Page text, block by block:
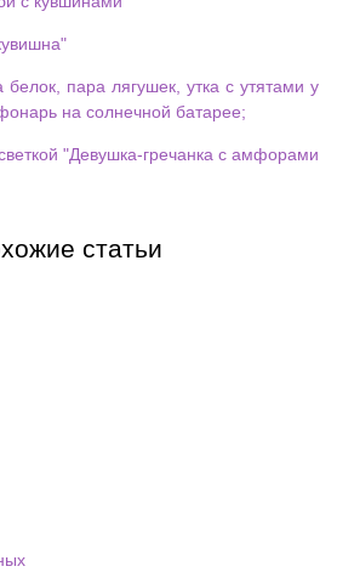
пара лягушек, утка с утятами у
на солнечной батарее;
"Девушка-гречанка с амфорами
статьи